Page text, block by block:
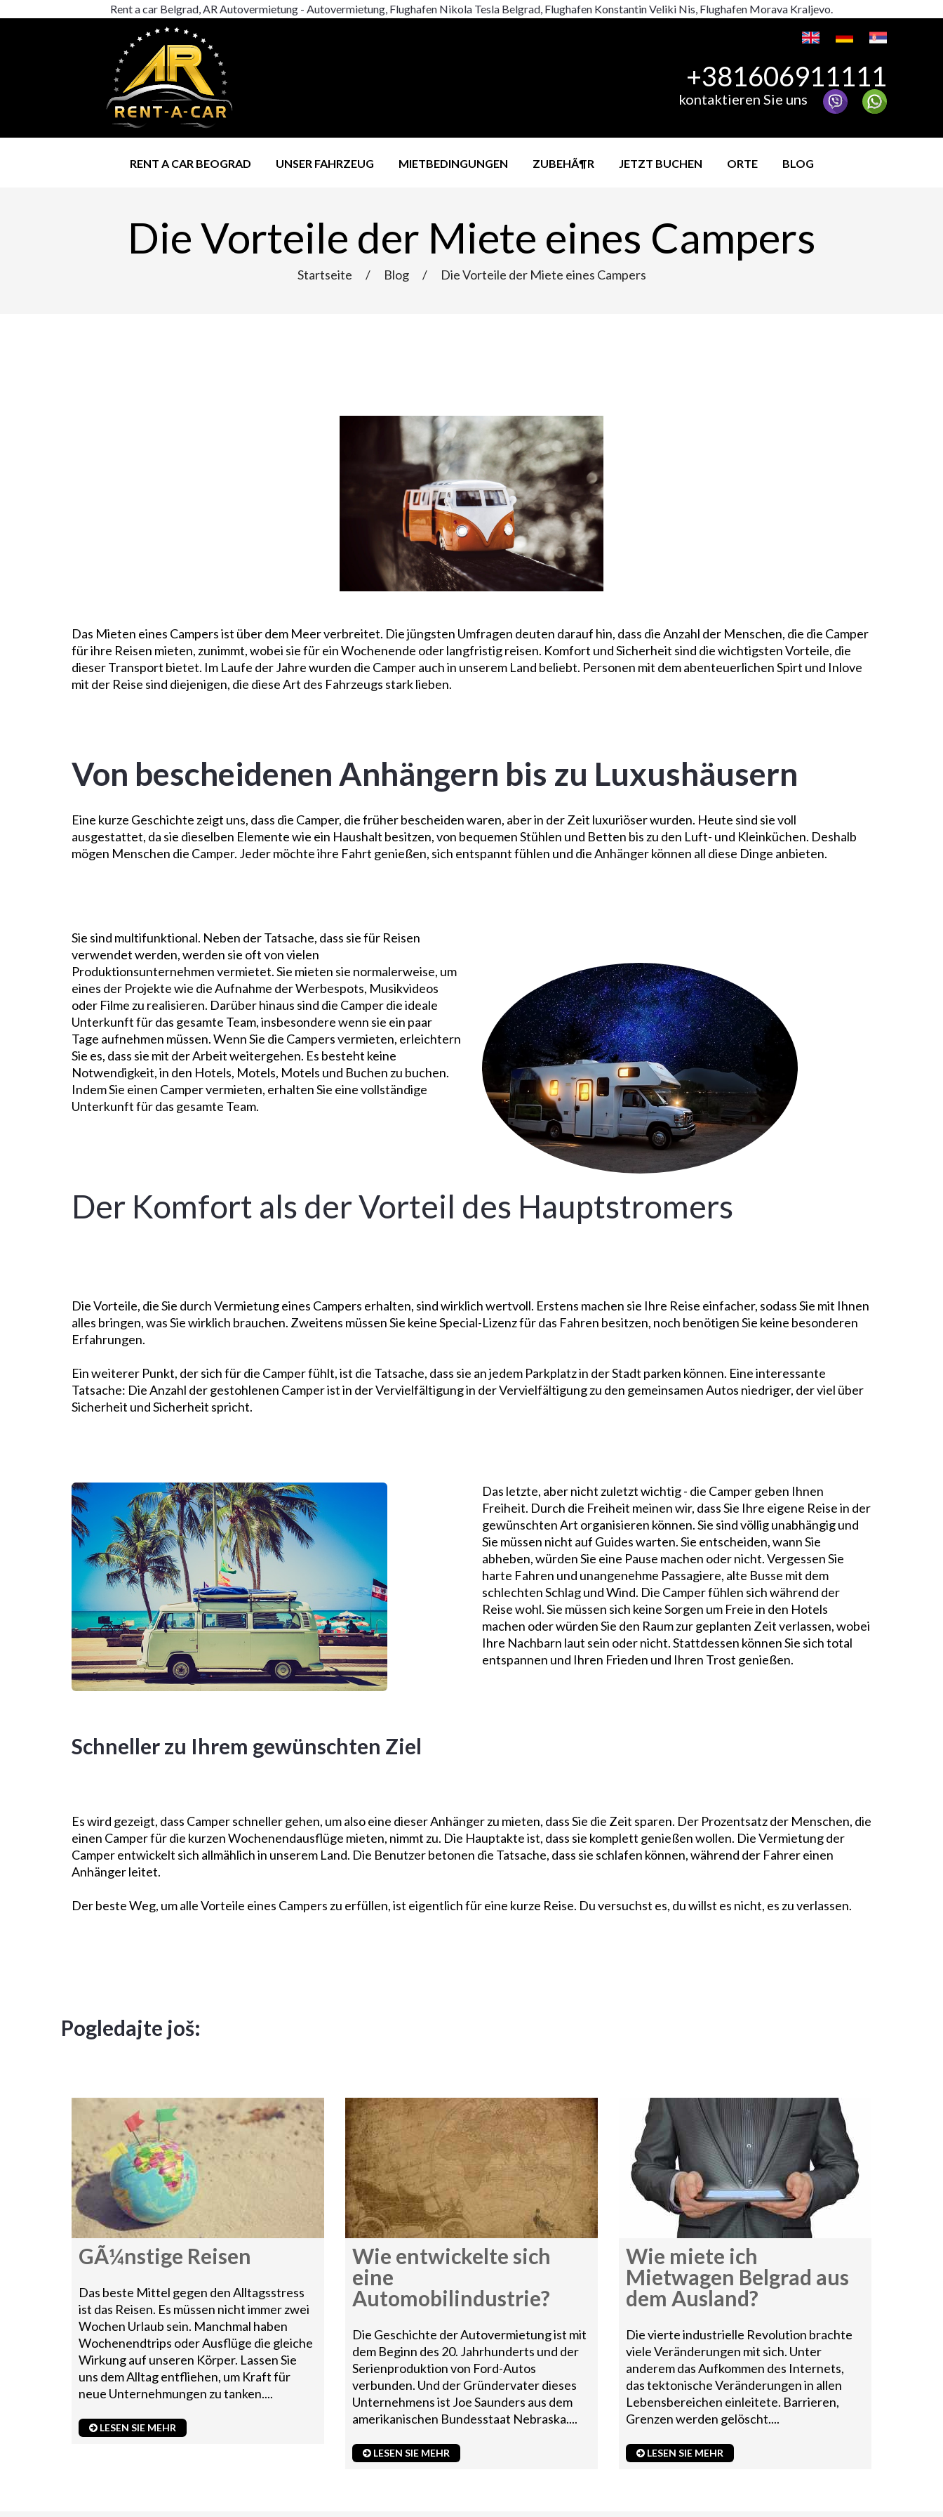
Rent a car Belgrad, AR Autovermietung - Autovermietung, Flughafen Nikola Tesla Belgrad, Flughafen Konstantin Veliki Nis, Flughafen Morava Kraljevo.
+381606911111
kontaktieren Sie uns
RENT A CAR BEOGRAD UNSER FAHRZEUG MIETBEDINGUNGEN ZUBEHÃ¶R JETZT BUCHEN ORTE BLOG
Die Vorteile der Miete eines Campers
Startseite / Blog / Die Vorteile der Miete eines Campers
Das Mieten eines Campers ist über dem Meer verbreitet. Die jüngsten Umfragen deuten darauf hin, dass die Anzahl der Menschen, die die Camper
für ihre Reisen mieten, zunimmt, wobei sie für ein Wochenende oder langfristig reisen. Komfort und Sicherheit sind die wichtigsten Vorteile, die
dieser Transport bietet. Im Laufe der Jahre wurden die Camper auch in unserem Land beliebt. Personen mit dem abenteuerlichen Spirt und Inlove
mit der Reise sind diejenigen, die diese Art des Fahrzeugs stark lieben.
Von bescheidenen Anhängern bis zu Luxushäusern
Eine kurze Geschichte zeigt uns, dass die Camper, die früher bescheiden waren, aber in der Zeit luxuriöser wurden. Heute sind sie voll
ausgestattet, da sie dieselben Elemente wie ein Haushalt besitzen, von bequemen Stühlen und Betten bis zu den Luft- und Kleinküchen. Deshalb
mögen Menschen die Camper. Jeder möchte ihre Fahrt genießen, sich entspannt fühlen und die Anhänger können all diese Dinge anbieten.
Sie sind multifunktional. Neben der Tatsache, dass sie für Reisen
verwendet werden, werden sie oft von vielen
Produktionsunternehmen vermietet. Sie mieten sie normalerweise, um
eines der Projekte wie die Aufnahme der Werbespots, Musikvideos
oder Filme zu realisieren. Darüber hinaus sind die Camper die ideale
Unterkunft für das gesamte Team, insbesondere wenn sie ein paar
Tage aufnehmen müssen. Wenn Sie die Campers vermieten, erleichtern
Sie es, dass sie mit der Arbeit weitergehen. Es besteht keine
Notwendigkeit, in den Hotels, Motels, Motels und Buchen zu buchen.
Indem Sie einen Camper vermieten, erhalten Sie eine vollständige
Unterkunft für das gesamte Team.
Der Komfort als der Vorteil des Hauptstromers
Die Vorteile, die Sie durch Vermietung eines Campers erhalten, sind wirklich wertvoll. Erstens machen sie Ihre Reise einfacher, sodass Sie mit Ihnen
alles bringen, was Sie wirklich brauchen. Zweitens müssen Sie keine Special-Lizenz für das Fahren besitzen, noch benötigen Sie keine besonderen
Erfahrungen.
Ein weiterer Punkt, der sich für die Camper fühlt, ist die Tatsache, dass sie an jedem Parkplatz in der Stadt parken können. Eine interessante
Tatsache: Die Anzahl der gestohlenen Camper ist in der Vervielfältigung in der Vervielfältigung zu den gemeinsamen Autos niedriger, der viel über
Sicherheit und Sicherheit spricht.
Das letzte, aber nicht zuletzt wichtig - die Camper geben Ihnen
Freiheit. Durch die Freiheit meinen wir, dass Sie Ihre eigene Reise in der
gewünschten Art organisieren können. Sie sind völlig unabhängig und
Sie müssen nicht auf Guides warten. Sie entscheiden, wann Sie
abheben, würden Sie eine Pause machen oder nicht. Vergessen Sie
harte Fahren und unangenehme Passagiere, alte Busse mit dem
schlechten Schlag und Wind. Die Camper fühlen sich während der
Reise wohl. Sie müssen sich keine Sorgen um Freie in den Hotels
machen oder würden Sie den Raum zur geplanten Zeit verlassen, wobei
Ihre Nachbarn laut sein oder nicht. Stattdessen können Sie sich total
entspannen und Ihren Frieden und Ihren Trost genießen.
Schneller zu Ihrem gewünschten Ziel
Es wird gezeigt, dass Camper schneller gehen, um also eine dieser Anhänger zu mieten, dass Sie die Zeit sparen. Der Prozentsatz der Menschen, die
einen Camper für die kurzen Wochenendausflüge mieten, nimmt zu. Die Hauptakte ist, dass sie komplett genießen wollen. Die Vermietung der
Camper entwickelt sich allmählich in unserem Land. Die Benutzer betonen die Tatsache, dass sie schlafen können, während der Fahrer einen
Anhänger leitet.
Der beste Weg, um alle Vorteile eines Campers zu erfüllen, ist eigentlich für eine kurze Reise. Du versuchst es, du willst es nicht, es zu verlassen.
Pogledajte još:
GÃ¼nstige Reisen
Das beste Mittel gegen den Alltagsstress
ist das Reisen. Es müssen nicht immer zwei
Wochen Urlaub sein. Manchmal haben
Wochenendtrips oder Ausflüge die gleiche
Wirkung auf unseren Körper. Lassen Sie
uns dem Alltag entfliehen, um Kraft für
neue Unternehmungen zu tanken....
LESEN SIE MEHR
Wie entwickelte sich
eine
Automobilindustrie?
Die Geschichte der Autovermietung ist mit
dem Beginn des 20. Jahrhunderts und der
Serienproduktion von Ford-Autos
verbunden. Und der Gründervater dieses
Unternehmens ist Joe Saunders aus dem
amerikanischen Bundesstaat Nebraska....
LESEN SIE MEHR
Wie miete ich
Mietwagen Belgrad aus
dem Ausland?
Die vierte industrielle Revolution brachte
viele Veränderungen mit sich. Unter
anderem das Aufkommen des Internets,
das tektonische Veränderungen in allen
Lebensbereichen einleitete. Barrieren,
Grenzen werden gelöscht....
LESEN SIE MEHR